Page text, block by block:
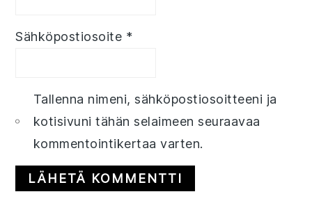
Sähköpostiosoite *
Tallenna nimeni, sähköpostiosoitteeni ja
kotisivuni tähän selaimeen seuraavaa
kommentointikertaa varten.